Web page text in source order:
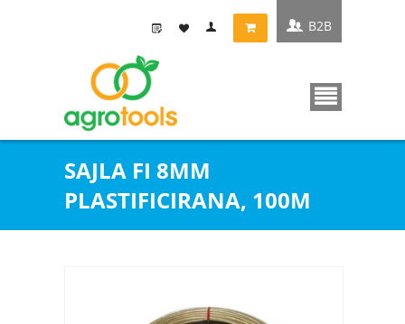
SAJLA FI 8MM
PLASTIFICIRANA, 100M
B2B